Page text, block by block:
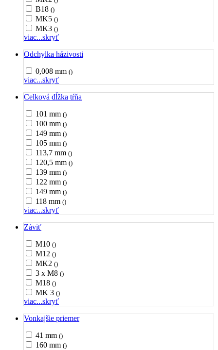
B18 ()
MK5 ()
MK3 ()
viac...skryť
Odchylka házivosti
0,008 mm ()
viac...skryť
Celková dĺžka tŕňa
101 mm ()
100 mm ()
149 mm ()
105 mm ()
113,7 mm ()
120,5 mm ()
139 mm ()
122 mm ()
149 mm ()
118 mm ()
viac...skryť
Záviť
M10 ()
M12 ()
MK2 ()
3 x M8 ()
M18 ()
MK 3 ()
viac...skryť
Vonkajšie priemer
41 mm ()
160 mm ()